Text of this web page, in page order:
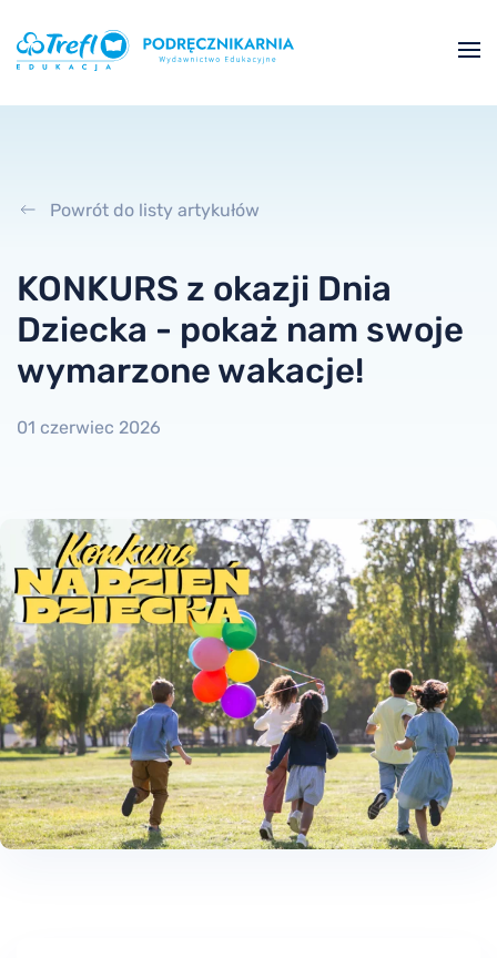
Powrót do listy artykułów
KONKURS z okazji Dnia
Dziecka - pokaż nam swoje
wymarzone wakacje!
01 czerwiec 2026